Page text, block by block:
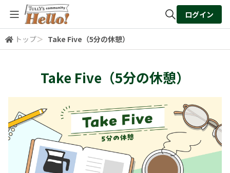
全体検索
ログイン
トップ＞ Take Five（5分の休憩）
Take Five（5分の休憩）